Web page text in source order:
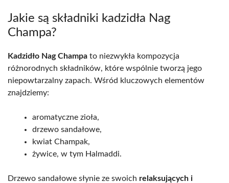
Jakie są składniki kadzidła Nag
Champa?
Kadzidło Nag Champa to niezwykła kompozycja
różnorodnych składników, które wspólnie tworzą jego
niepowtarzalny zapach. Wśród kluczowych elementów
znajdziemy:
aromatyczne zioła,
drzewo sandałowe,
kwiat Champak,
żywice, w tym Halmaddi.
Drzewo sandałowe słynie ze swoich relaksujących i